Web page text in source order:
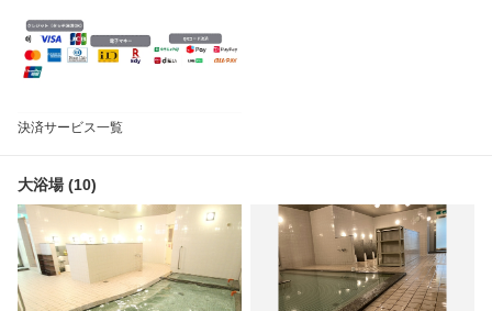
決済サービス一覧
大浴場 (10)